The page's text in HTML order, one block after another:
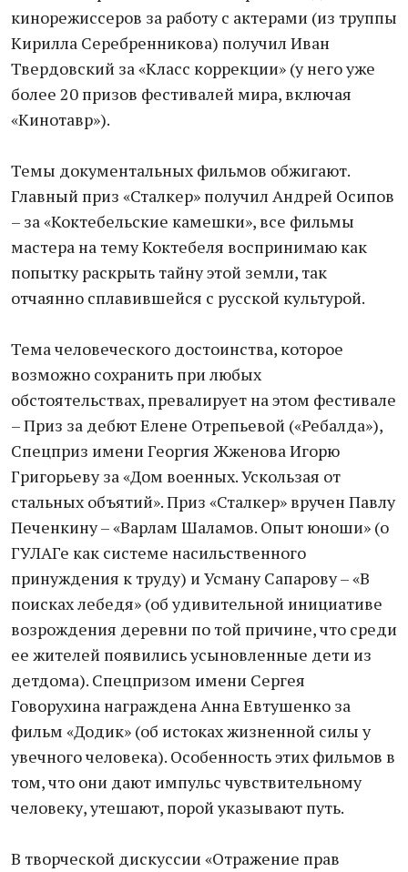
кинорежиссеров за работу с актерами (из труппы
Кирилла Серебренникова) получил Иван
Твердовский за «Класс коррекции» (у него уже
более 20 призов фестивалей мира, включая
«Кинотавр»).
Темы документальных фильмов обжигают.
Главный приз «Сталкер» получил Андрей Осипов
– за «Коктебельские камешки», все фильмы
мастера на тему Коктебеля воспринимаю как
попытку раскрыть тайну этой земли, так
отчаянно сплавившейся с русской культурой.
Тема человеческого достоинства, которое
возможно сохранить при любых
обстоятельствах, превалирует на этом фестивале
– Приз за дебют Елене Отрепьевой («Ребалда»),
Спецприз имени Георгия Жженова Игорю
Григорьеву за «Дом военных. Ускользая от
стальных объятий». Приз «Сталкер» вручен Павлу
Печенкину – «Варлам Шаламов. Опыт юноши» (о
ГУЛАГе как системе насильственного
принуждения к труду) и Усману Сапарову – «В
поисках лебедя» (об удивительной инициативе
возрождения деревни по той причине, что среди
ее жителей появились усыновленные дети из
детдома). Спецпризом имени Сергея
Говорухина награждена Анна Евтушенко за
фильм «Додик» (об истоках жизненной силы у
увечного человека). Особенность этих фильмов в
том, что они дают импульс чувствительному
человеку, утешают, порой указывают путь.
В творческой дискуссии «Отражение прав